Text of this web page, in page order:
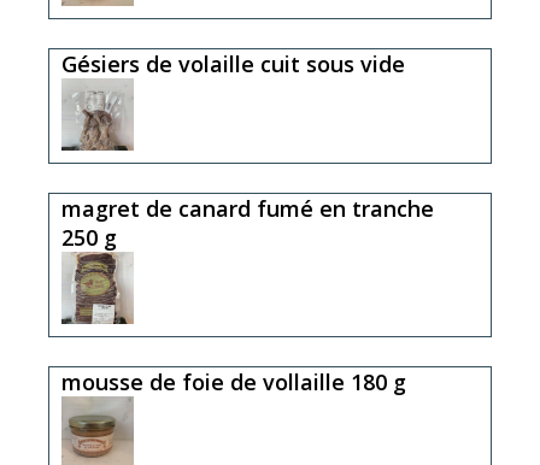
Gésiers de volaille cuit sous vide
magret de canard fumé en tranche
250 g
mousse de foie de vollaille 180 g